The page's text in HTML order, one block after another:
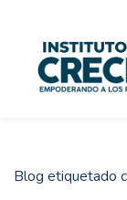
content
Blog etiquetado